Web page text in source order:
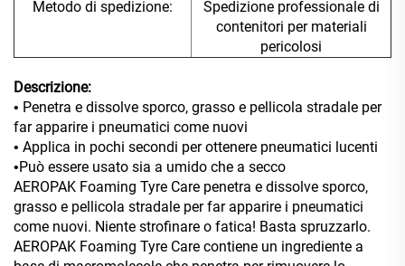
Metodo di spedizione:
Spedizione professionale di
contenitori per materiali
pericolosi
Descrizione:
• Penetra e dissolve sporco, grasso e pellicola stradale per
far apparire i pneumatici come nuovi
• Applica in pochi secondi per ottenere pneumatici lucenti
•Può essere usato sia a umido che a secco
AEROPAK Foaming Tyre Care penetra e dissolve sporco,
grasso e pellicola stradale per far apparire i pneumatici
come nuovi. Niente strofinare o fatica! Basta spruzzarlo.
AEROPAK Foaming Tyre Care contiene un ingrediente a